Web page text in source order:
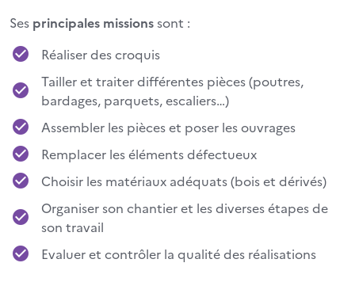
Ses principales missionssont :
Réaliser des croquis
Tailler et traiter différentes pièces (poutres,
bardages, parquets, escaliers…)
Assembler les pièces et poser les ouvrages
Remplacer les éléments défectueux
Choisir les matériaux adéquats (bois et dérivés)
Organiser son chantier et les diverses étapes de
son travail
Evaluer et contrôler la qualité des réalisations